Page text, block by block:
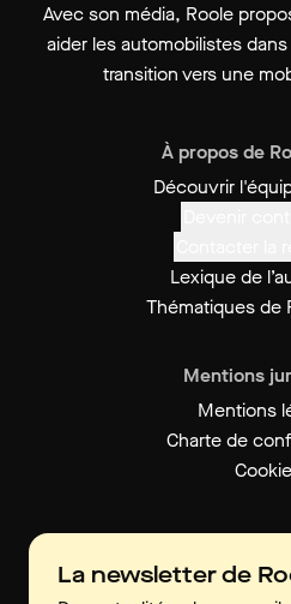
Avec son média, Roole
aider les automobilistes
transition vers une
À propos de
Découvrir
Lexique de
Thématiques de
Mentions
Mentions
Charte de
La newsletter de